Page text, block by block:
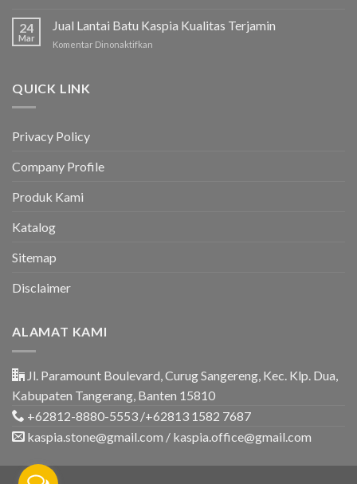
Memilih
Lantai
24
Mar
Jual Lantai Batu Kaspia Kualitas Terjamin
Komentar Dinonaktifkan
QUICK LINK
Privacy Policy
Company Profile
Produk Kami
Katalog
Sitemap
Disclaimer
ALAMAT KAMI
Jl. Paramount Boulevard, Curug Sangereng, Kec. Klp. Dua,
Kabupaten Tangerang, Banten 15810
+62812-8880-5553 /+62813 1582 7687
kaspia.stone@gmail.com / kaspia.office@gmail.com